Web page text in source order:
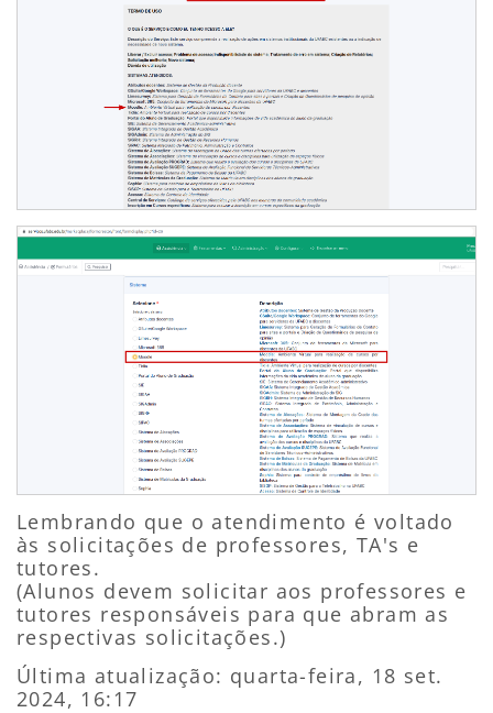
Lembrando que o atendimento é voltado
às solicitações de professores, TA's e
tutores.
(Alunos devem solicitar aos professores e
tutores responsáveis para que abram as
respectivas solicitações.)
Última atualização: quarta-feira, 18 set.
2024, 16:17